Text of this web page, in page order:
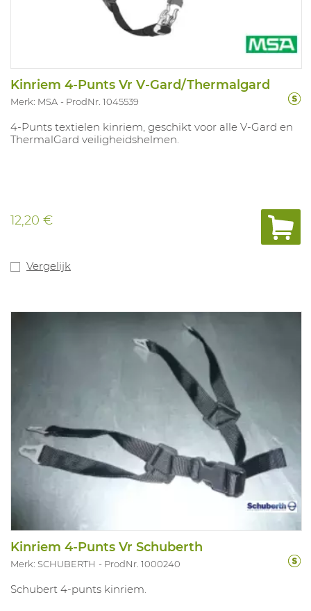
Kinriem 4-Punts Vr V-Gard/Thermalgard
Merk: MSA ProdNr. 1045539
4-Punts textielen kinriem, geschikt voor alle V-Gard en
ThermalGard veiligheidshelmen.
12,20 €
Vergelijk
Kinriem 4-Punts Vr Schuberth
Merk: SCHUBERTH ProdNr. 1000240
Schubert 4-punts kinriem.